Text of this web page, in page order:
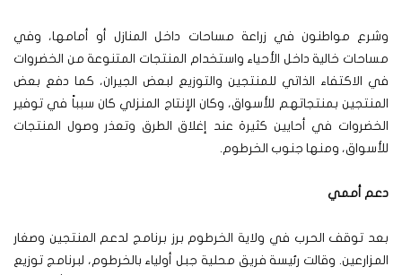
وشرع مواطنون في زراعة مساحات داخل المنازل أو أمامها، وفي
مساحات خالية داخل الأحياء واستخدام المنتجات المتنوعة من الخضروات
في الاكتفاء الذاتي للمنتجين والتوزيع لبعض الجيران، كما دفع بعض
المنتجين بمنتجاتهم للأسواق، وكان الإنتاج المنزلي كان سبباً في توفير
الخضروات في أحايين كثيرة عند إغلاق الطرق وتعذر وصول المنتجات
للأسواق، ومنها جنوب الخرطوم.
دعم أممي
بعد توقف الحرب في ولاية الخرطوم برز برنامج لدعم المنتجين وصغار
المزارعين. وقالت رئيسة فريق محلية جبل أولياء بالخرطوم، لبرنامج توزيع